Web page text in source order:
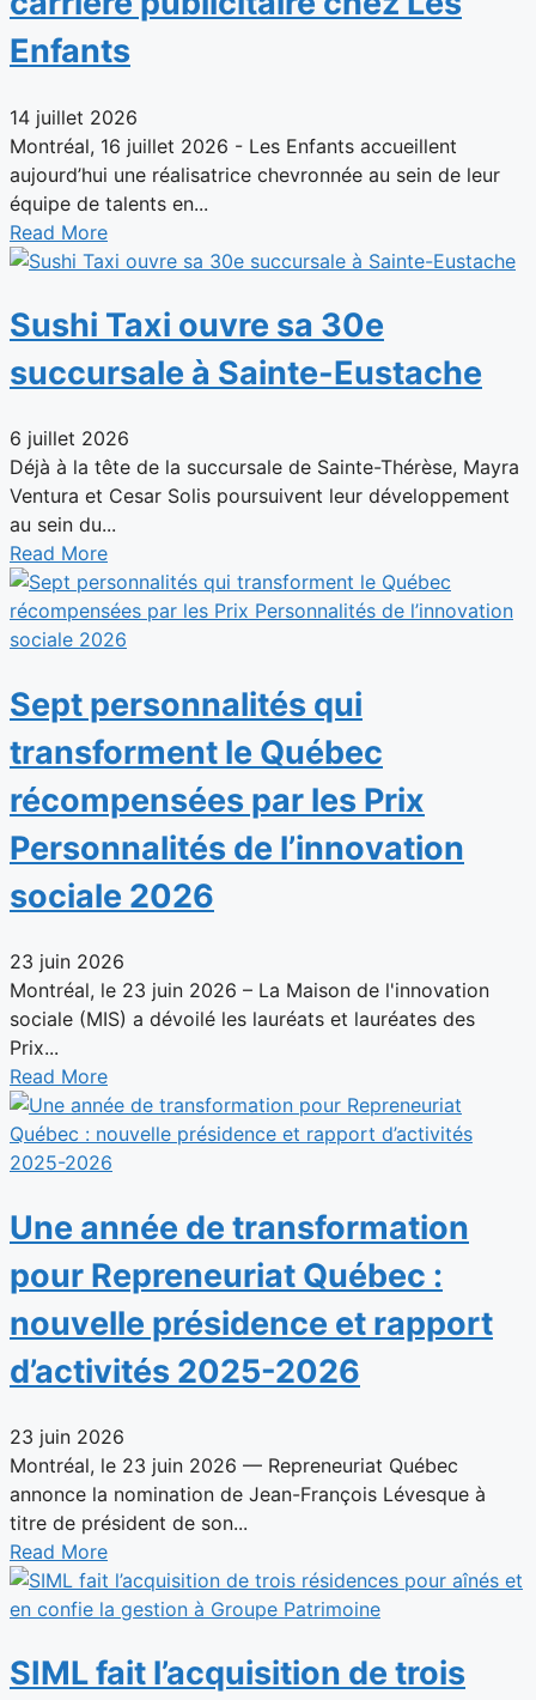
Enfants
14 juillet 2026
Montréal, 16 juillet 2026 - Les Enfants accueillent
aujourd’hui une réalisatrice chevronnée au sein de leur
équipe de talents en...
Read More
Sushi Taxi ouvre sa 30e
succursale à Sainte-Eustache
6 juillet 2026
Déjà à la tête de la succursale de Sainte-Thérèse, Mayra
Ventura et Cesar Solis poursuivent leur développement
au sein du...
Read More
Sept personnalités qui
transforment le Québec
récompensées par les Prix
Personnalités de l’innovation
sociale 2026
23 juin 2026
Montréal, le 23 juin 2026 – La Maison de l'innovation
sociale (MIS) a dévoilé les lauréats et lauréates des
Prix...
Read More
Une année de transformation
pour Repreneuriat Québec :
nouvelle présidence et rapport
d’activités 2025-2026
23 juin 2026
Montréal, le 23 juin 2026 — Repreneuriat Québec
annonce la nomination de Jean-François Lévesque à
titre de président de son...
Read More
SIML fait l’acquisition de trois